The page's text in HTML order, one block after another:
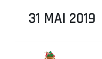
31 MAI 2019